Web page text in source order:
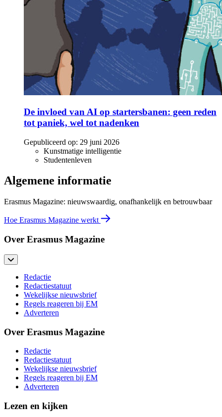
De invloed van AI op startersbanen: geen reden
tot paniek, wel tot nadenken
Gepubliceerd op: 29 juni 2026
Kunstmatige intelligentie
Studentenleven
Algemene informatie
Erasmus Magazine: nieuwswaardig, onafhankelijk en betrouwbaar
Hoe Erasmus Magazine werkt
Over Erasmus Magazine
Redactie
Redactiestatuut
Wekelijkse nieuwsbrief
Regels reageren bij EM
Adverteren
Over Erasmus Magazine
Redactie
Redactiestatuut
Wekelijkse nieuwsbrief
Regels reageren bij EM
Adverteren
Lezen en kijken